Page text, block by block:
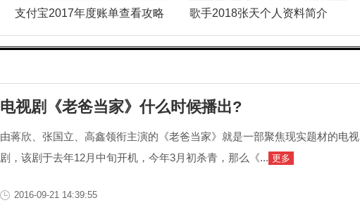
支付宝2017年度账单查看攻略
早
歌手2018张天个人资料简介
电视剧《老爸当家》什么时候播出?
由蒋欣、张国立、高鑫领衔主演的《老爸当家》就是一部聚焦现实题材的电视
剧，该剧于去年12月中旬开机，今年3月初杀青，那么《... 更多
2016-09-21 14:39:55